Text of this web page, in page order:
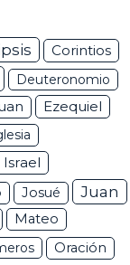
Corintios
Deuteronomio
Ezequiel
Israel
Josué Juan
Mateo
Oración